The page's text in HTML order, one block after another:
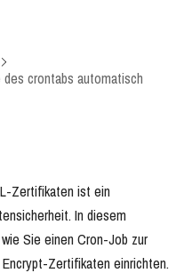
crontabs automatisch
Zertifikaten ist ein
In diesem
Sie einen Cron-Job zur
Zertifikaten einrichten.